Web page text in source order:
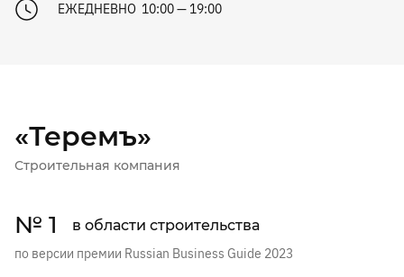
ЕЖЕДНЕВНО 10:00 — 19:00
«Теремъ»
Строительная компания
№ 1 в области строительства
по версии премии Russian Business Guide 2023